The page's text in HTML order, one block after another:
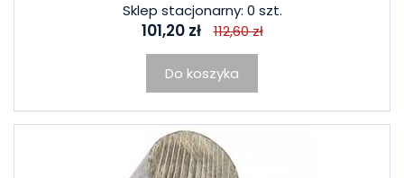
Sklep stacjonarny: 0 szt.
101,20 zł 112,60 zł
Do koszyka